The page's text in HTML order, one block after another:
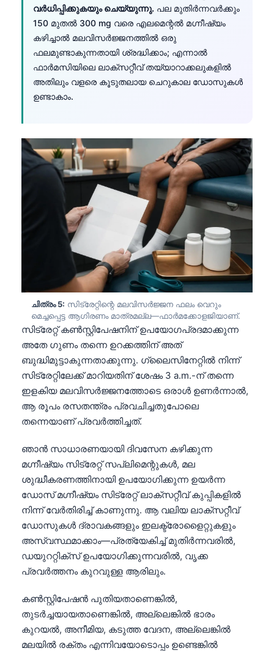
വർധിപ്പിക്കുകയും ചെയ്യുന്നു. പല മുതിർന്നവർക്കും
150 മുതൽ 300 mg വരെ എലമെന്റൽ മഗ്നീഷ്യം
കഴിച്ചാൽ മലവിസർജ്ജനത്തിൽ ഒരു
ഫലമുണ്ടാകുന്നതായി ശ്രദ്ധിക്കാം; എന്നാൽ
ഫാർമസിയിലെ ലാക്സറ്റീവ് തയ്യാറാക്കലുകളിൽ
അതിലും വളരെ കൂടുതലായ ചെറുകാല ഡോസുകൾ
ഉണ്ടാകാം.
ചിത്രം 5: സിട്രേറ്റിന്റെ മലവിസർജ്ജന ഫലം വെറും
മെച്ചപ്പെട്ട ആഗിരണം മാത്രമല്ല—ഫാർമക്കോളജിയാണ്.
സിട്രേറ്റ് കൺസ്റ്റിപേഷനിന് ഉപയോഗപ്രദമാക്കുന്ന
അതേ ഗുണം തന്നെ ഉറക്കത്തിന് അത്
ബുദ്ധിമുട്ടാകുന്നതാക്കുന്നു. ഗ്ലൈസിനേറ്റിൽ നിന്ന്
സിട്രേറ്റിലേക്ക് മാറിയതിന് ശേഷം 3 a.m.-ന് തന്നെ
ഇളകിയ മലവിസർജ്ജനത്തോടെ ഒരാൾ ഉണർന്നാൽ,
ആ രൂപം രസതന്ത്രം പ്രവചിച്ചതുപോലെ
തന്നെയാണ് പ്രവർത്തിച്ചത്.
ഞാൻ സാധാരണയായി ദിവസേന കഴിക്കുന്ന
മഗ്നീഷ്യം സിട്രേറ്റ് സപ്ലിമെന്റുകൾ, മല
ശുദ്ധീകരണത്തിനായി ഉപയോഗിക്കുന്ന ഉയർന്ന
ഡോസ് മഗ്നീഷ്യം സിട്രേറ്റ് ലാക്സറ്റീവ് കുപ്പികളിൽ
നിന്ന് വേർതിരിച്ച് കാണുന്നു. ആ വലിയ ലാക്സറ്റീവ്
ഡോസുകൾ ദ്രാവകങ്ങളും ഇലക്ട്രോളൈറ്റുകളും
അസ്വസ്ഥമാക്കാം—പ്രത്യേകിച്ച് മുതിർന്നവരിൽ,
ഡയുററ്റിക്‌സ് ഉപയോഗിക്കുന്നവരിൽ, വൃക്ക
പ്രവർത്തനം കുറവുള്ള ആരിലും.
കൺസ്റ്റിപേഷൻ പുതിയതാണെങ്കിൽ,
തുടർച്ചയായതാണെങ്കിൽ, അല്ലെങ്കിൽ ഭാരം
കുറയൽ, അനീമിയ, കടുത്ത വേദന, അല്ലെങ്കിൽ
മലയിൽ രക്തം എന്നിവയോടൊപ്പം ഉണ്ടെങ്കിൽ
Кыргызча
Татар теле
Беларуская мова
Frysk
Ślōnskŏ gŏdka
Norsk bokmål